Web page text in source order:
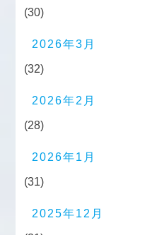
(30)
2026年3月
(32)
2026年2月
(28)
2026年1月
(31)
2025年12月